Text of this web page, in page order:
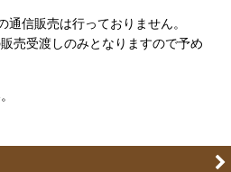
信販売は行っておりません。
売受渡しのみとなりますので予め